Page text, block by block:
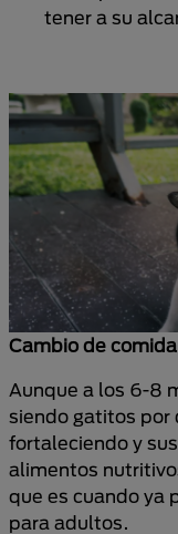
tener a su
Cambio de
Aunque a los 6-8
siendo gatitos por
fortaleciendo y
alimentos
que es cuando ya
para adultos.